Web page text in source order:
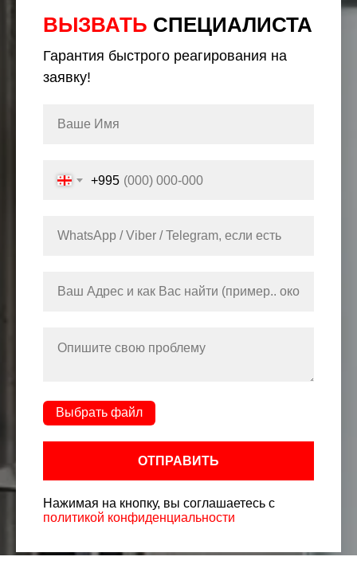
ВЫЗВАТЬ СПЕЦИАЛИСТА
Гарантия быстрого реагирования на
заявку!
+995
Выбрать файл
ОТПРАВИТЬ
Нажимая на кнопку, вы соглашаетесь с
политикой конфиденциальности